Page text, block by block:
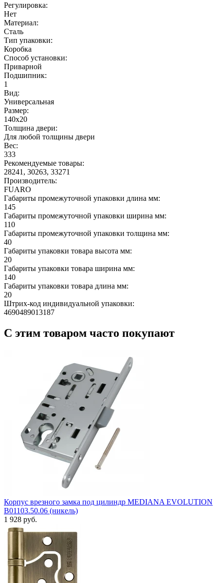
Регулировка:
Нет
Материал:
Сталь
Тип упаковки:
Коробка
Способ установки:
Приварной
Подшипник:
1
Вид:
Универсальная
Размер:
140х20
Толщина двери:
Для любой толщины двери
Вес:
333
Рекомендуемые товары:
28241, 30263, 33271
Производитель:
FUARO
Габариты промежуточной упаковки длина мм:
145
Габариты промежуточной упаковки ширина мм:
110
Габариты промежуточной упаковки толщина мм:
40
Габариты упаковки товара высота мм:
20
Габариты упаковки товара ширина мм:
140
Габариты упаковки товара длина мм:
20
Штрих-код индивидуальной упаковки:
4690489013187
С этим товаром часто покупают
Корпус врезного замка под цилиндр MEDIANA EVOLUTION
B01103.50.06 (никель)
1 928 руб.